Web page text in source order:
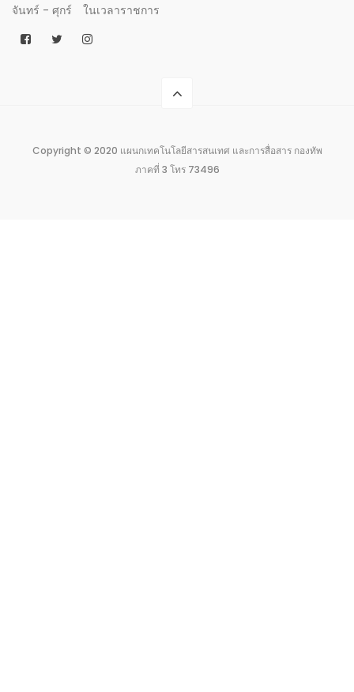
จันทร์ - ศุกร์ ในเวลาราชการ
Copyright © 2020 แผนกเทคโนโลยีสารสนเทศ และการสื่อสาร กองทัพ
ภาคที่ 3 โทร 73496